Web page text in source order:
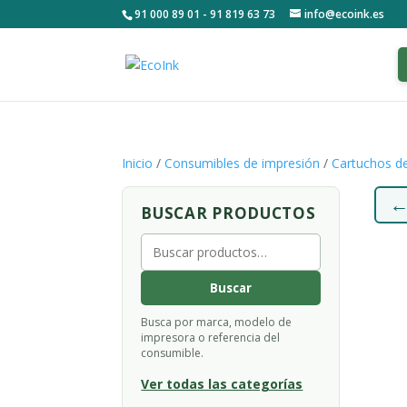
91 000 89 01 - 91 819 63 73 info@ecoink.es
Inicio /Consumibles de impresión /Cartuchos
BUSCAR PRODUCTOS
Buscar
por:
Buscar
Busca por marca, modelo de
impresora o referencia del
consumible.
Ver todas las categorías